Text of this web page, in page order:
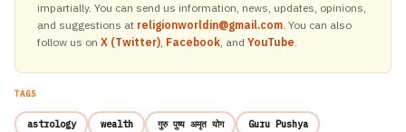
impartially. You can send us information, news, updates, opinions,
and suggestions at religionworldin@gmail.com. You can also
follow us on X (Twitter), Facebook, and YouTube.
TAGS
astrology wealth गुरु पुष्य अमृत योग Guru Pushya